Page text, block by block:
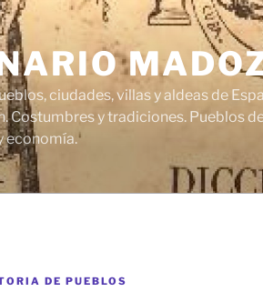
ciudades, villas y aldeas de
Costumbres y tradiciones. Pueblos
economía.
DE PUEBLOS